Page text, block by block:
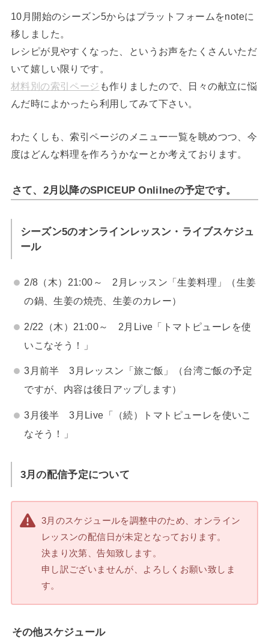
10月開始のシーズン5からはプラットフォームをnoteに
移しました。
レシピが見やすくなった、というお声をたくさんいただ
いて嬉しい限りです。
材料別の索引ページ も作りましたので、日々の献立に悩
んだ時によかったら利用してみて下さい。
わたくしも、索引ページのメニュー一覧を眺めつつ、今
度はどんな料理を作ろうかなーとか考えております。
さて、2月以降のSPICEUP Onlilneの予定です。
シーズン5のオンラインレッスン・ライブスケジュ
ール
2/8（木）21:00～ 2月レッスン「生姜料理」（生姜
の鍋、生姜の焼売、生姜のカレー）
2/22（木）21:00～ 2月Live「トマトピューレを使
いこなそう！」
3月前半 3月レッスン「旅ご飯」（台湾ご飯の予定
ですが、内容は後日アップします）
3月後半 3月Live「（続）トマトピューレを使いこ
なそう！」
3月の配信予定について
3月のスケジュールを調整中のため、オンライン
レッスンの配信日が未定となっております。
決まり次第、告知致します。
申し訳ございませんが、よろしくお願い致しま
す。
その他スケジュール